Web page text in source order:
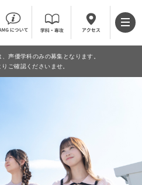
声優学科のみの募集となります。
りご確認くださいませ。